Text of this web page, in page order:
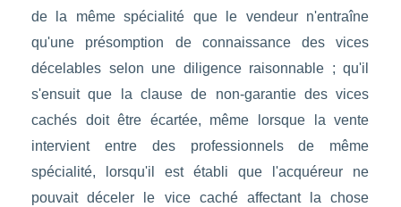
de la même spécialité que le vendeur n'entraîne
qu'une présomption de connaissance des vices
décelables selon une diligence raisonnable ; qu'il
s'ensuit que la clause de non-garantie des vices
cachés doit être écartée, même lorsque la vente
intervient entre des professionnels de même
spécialité, lorsqu'il est établi que l'acquéreur ne
pouvait déceler le vice caché affectant la chose